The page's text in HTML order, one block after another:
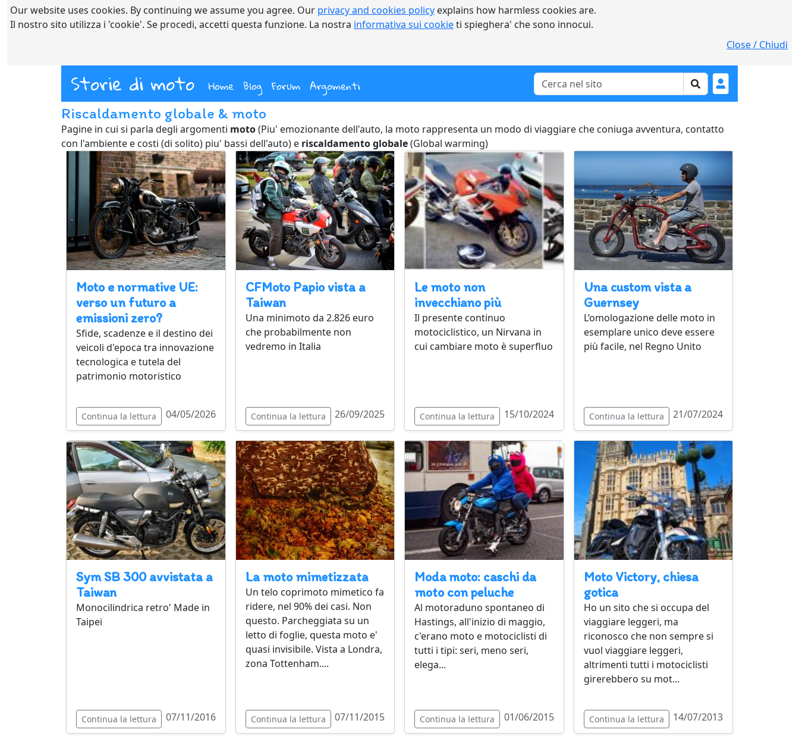
Our website uses cookies. By continuing we assume you agree. Our privacy and cookies policy explains how harmless cookies are.
Il nostro sito utilizza i 'cookie'. Se procedi, accetti questa funzione. La nostra informativa sui cookieti spieghera' che sono innocui.
Close / Chiudi
Storie di moto Home(current)
Blog Forum Argomenti
Riscaldamento globale & moto
Pagine in cui si parla degli argomenti moto(Piu' emozionante dell'auto, la moto rappresenta un modo di viaggiare che coniuga avventura, contatto
con l'ambiente e costi (di solito) piu' bassi dell'auto) e riscaldamento globale(Global warming)
Moto e normative UE:
verso un futuro a
emissioni zero?
Sfide, scadenze e il destino dei
veicoli d'epoca tra innovazione
tecnologica e tutela del
patrimonio motoristico
Continua la lettura 04/05/2026
CFMoto Papio vista a
Taiwan
Una minimoto da 2.826 euro
che probabilmente non
vedremo in Italia
Continua la lettura 26/09/2025
Le moto non
invecchiano più
Il presente continuo
motociclistico, un Nirvana in
cui cambiare moto è superfluo
Continua la lettura 15/10/2024
Una custom vista a
Guernsey
L’omologazione delle moto in
esemplare unico deve essere
più facile, nel Regno Unito
Continua la lettura 21/07/2024
Sym SB 300 avvistata a
Taiwan
Monocilindrica retro' Made in
Taipei
Continua la lettura 07/11/2016
La moto mimetizzata
Un telo coprimoto mimetico fa
ridere, nel 90% dei casi. Non
questo. Parcheggiata su un
letto di foglie, questa moto e'
quasi invisibile. Vista a Londra,
zona Tottenham....
Continua la lettura 07/11/2015
Moda moto: caschi da
moto con peluche
Al motoraduno spontaneo di
Hastings, all'inizio di maggio,
c'erano moto e motociclisti di
tutti i tipi: seri, meno seri,
elega...
Continua la lettura 01/06/2015
Moto Victory, chiesa
gotica
Ho un sito che si occupa del
viaggiare leggeri, ma
riconosco che non sempre si
vuol viaggiare leggeri,
altrimenti tutti i motociclisti
girerebbero su mot...
Continua la lettura 14/07/2013